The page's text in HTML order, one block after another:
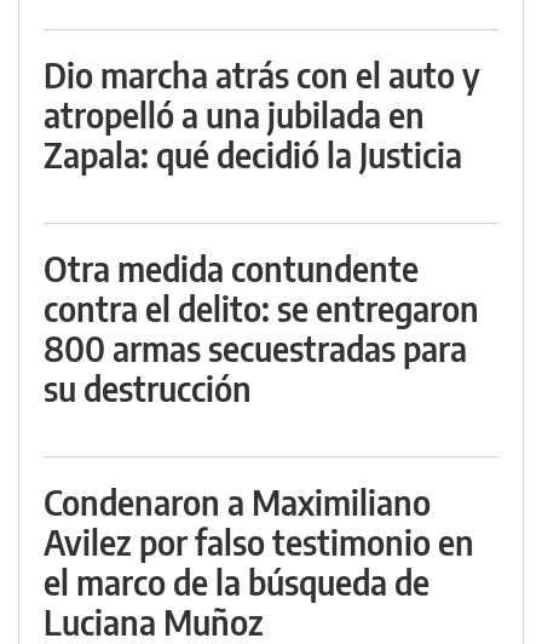
Dio marcha atrás con el auto y
atropelló a una jubilada en
Zapala: qué decidió la Justicia
Otra medida contundente
contra el delito: se entregaron
800 armas secuestradas para
su destrucción
Condenaron a Maximiliano
Avilez por falso testimonio en
el marco de la búsqueda de
Luciana Muñoz